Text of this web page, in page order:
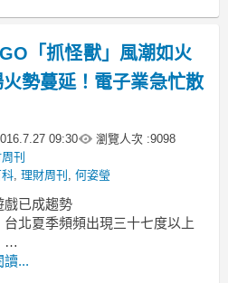
「抓怪獸」風潮如火
勢蔓延！電子業急忙散
09:30 瀏覽人次 :9098
刊
, 理財周刊 , 何姿瑩
戲已成趨勢
台北夏季頻頻出現三十七度以上
今年以來次高的三十八．二
讀...